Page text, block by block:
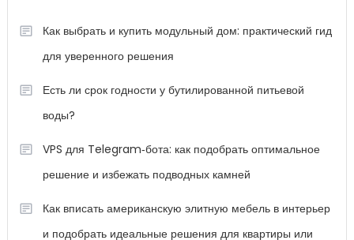
Как выбрать и купить модульный дом: практический гид
для уверенного решения
Есть ли срок годности у бутилированной питьевой
воды?
VPS для Telegram‑бота: как подобрать оптимальное
решение и избежать подводных камней
Как вписать американскую элитную мебель в интерьер
и подобрать идеальные решения для квартиры или